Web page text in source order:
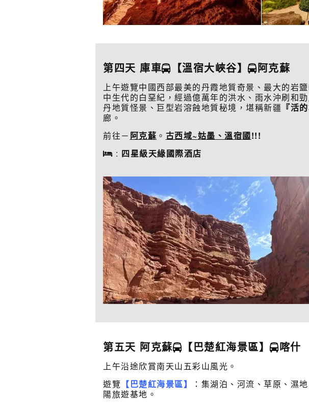
第四天 庫車 【溫宿大峽谷】 阿克蘇
上午遊覽中國西部最美的丹霞地質奇景、最大的岩
中生代的白堊紀，經過億萬年的洪水、雨水沖刷和
丹地質怪景、巨型岩溶蝕地質秘境，堪稱新疆 『活
廊。
前往－ 阿克蘇 。 古西域~姑墨、溫宿國!!!
: 四星級天緣國際酒店
第五天 阿克蘇 【巴楚紅海景區】 喀什
上午沿途欣賞南天山五彩山風光。
遊覽 【巴楚紅海景區】
：集湖泊、河流、草原、濕
陽旅遊基地。